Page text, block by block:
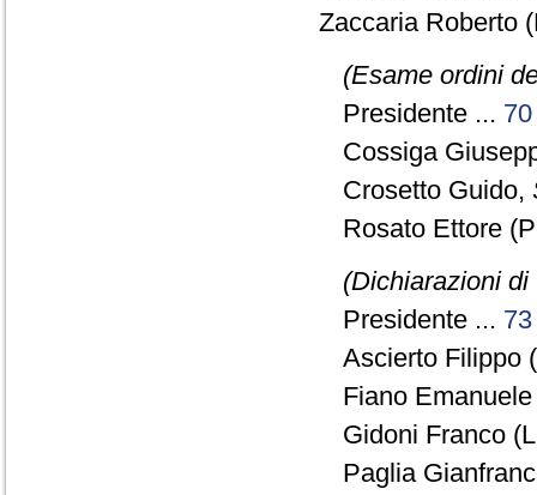
Zaccaria Roberto
(Esame ordini
Presidente ... 70
Cossiga
Crosetto Guido,
Rosato Ettore
(Dichiarazioni
Presidente ... 73
Ascierto Filippo
Fiano
Gidoni Franco
Paglia